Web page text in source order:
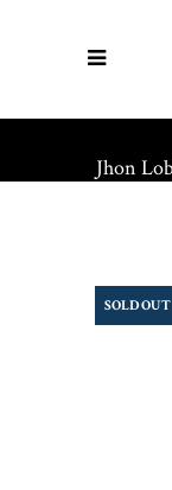
Jhon
SOLD OUT